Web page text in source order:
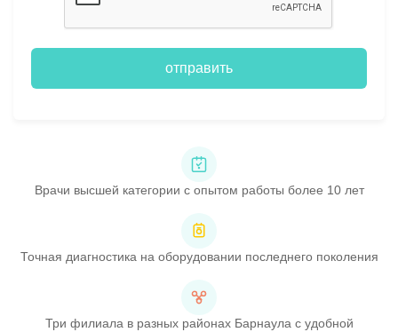
Врачи высшей категории с опытом работы более 10 лет
Точная диагностика на оборудовании последнего поколения
Три филиала в разных районах Барнаула с удобной
отправить